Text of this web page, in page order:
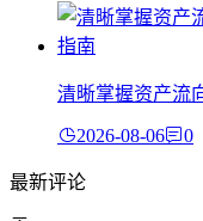
清晰掌握资产流
2026-08-06 0
最新评论